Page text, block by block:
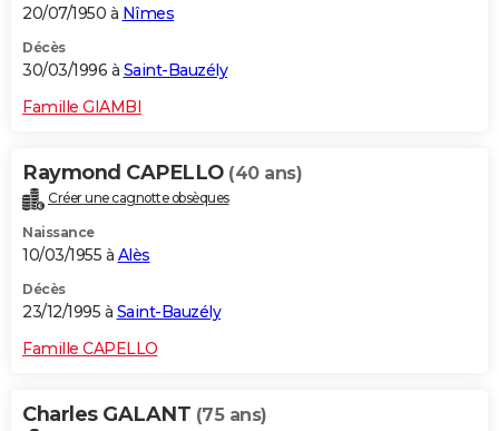
20/07/1950 à Nîmes
Décès
30/03/1996 à Saint-Bauzély
Famille GIAMBI
Raymond CAPELLO (40 ans)
Créer une cagnotte obsèques
Naissance
10/03/1955 à Alès
Décès
23/12/1995 à Saint-Bauzély
Famille CAPELLO
Charles GALANT (75 ans)